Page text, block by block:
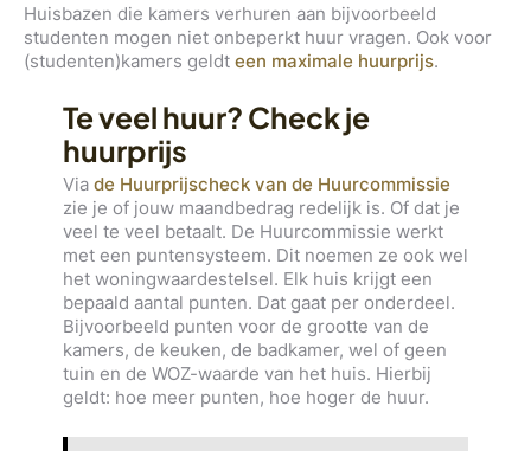
Huisbazen die kamers verhuren aan bijvoorbeeld
studenten mogen niet onbeperkt huur vragen. Ook voor
(studenten)kamers geldt een maximale huurprijs.
Te veel huur? Check je
huurprijs
Via de Huurprijscheck van de Huurcommissie
zie je of jouw maandbedrag redelijk is. Of dat je
veel te veel betaalt. De Huurcommissie werkt
met een puntensysteem. Dit noemen ze ook wel
het woningwaardestelsel. Elk huis krijgt een
bepaald aantal punten. Dat gaat per onderdeel.
Bijvoorbeeld punten voor de grootte van de
kamers, de keuken, de badkamer, wel of geen
tuin en de WOZ-waarde van het huis. Hierbij
geldt: hoe meer punten, hoe hoger de huur.